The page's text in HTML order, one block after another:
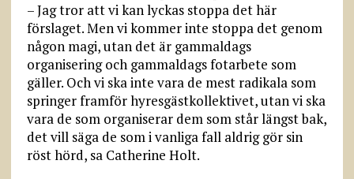
– Jag tror att vi kan lyckas stoppa det här
förslaget. Men vi kommer inte stoppa det genom
någon magi, utan det är gammaldags
organisering och gammaldags fotarbete som
gäller. Och vi ska inte vara de mest radikala som
springer framför hyresgästkollektivet, utan vi ska
vara de som organiserar dem som står längst bak,
det vill säga de som i vanliga fall aldrig gör sin
röst hörd, sa Catherine Holt.